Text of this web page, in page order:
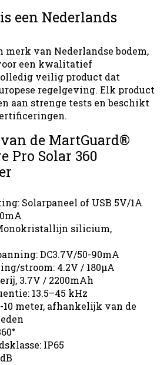
een Nederlands
merk van Nederlandse bodem,
een kwalitatief
veilig product dat
regelgeving. Elk product
aan strenge tests en beschikt
de MartGuard®
Pro Solar 360
Solarpaneel of USB 5V/1A
silicium,
DC3.7V/50-90mA
stroom: 4.2V / 180μA
3.7V / 2200mAh
13.5–45 kHz
10 meter, afhankelijk van de
IP65